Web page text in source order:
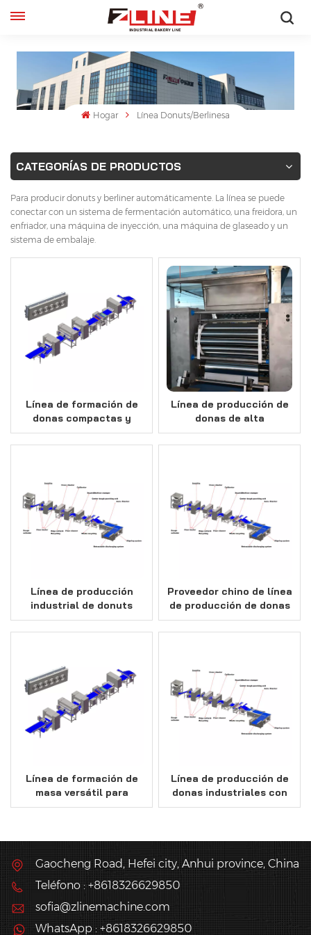
français
español
Hogar Línea Donuts/Berlinesa
CATEGORÍAS DE PRODUCTOS
Para producir donuts y berliner automáticamente. La línea se puede
conectar con un sistema de fermentación automático, una freidora, un
enfriador, una máquina de inyección, una máquina de glaseado y un
sistema de embalaje.
Línea de formación de
donas compactas y
berliner en acero
inoxidable 304
Línea de producción de
donas de alta
automatización con
equipos opcionales
Línea de producción
industrial de donuts
congelados
semiacabados/Berliner
Proveedor chino de línea
de producción de donas
y berlinesas de alto
rendimiento
Línea de formación de
masa versátil para
productos fritos o
Línea de producción de
donas industriales con
capacidad de 12000
Gaocheng Road, Hefei city, Anhui province, China
Teléfono : +8618326629850
sofia@zlinemachine.com
WhatsApp : +8618326629850